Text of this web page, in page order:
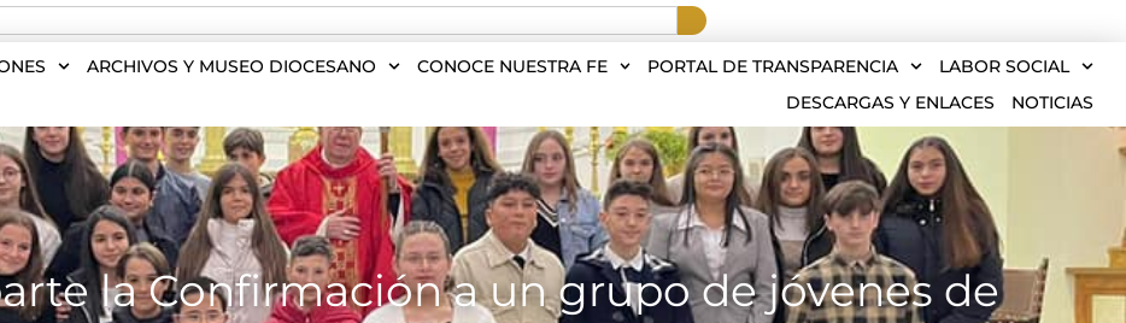
ARCHIVOS Y MUSEO DIOCESANO CONOCE NUESTRA FE PORTAL DE TRANSPARENCIA
LABOR SOCIAL
DESCARGAS Y ENLACES
NOTICIAS
la Confirmación a un grupo de jóvenes de